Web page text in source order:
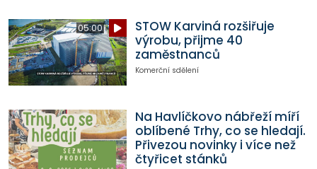
05:00
STOW Karviná rozšiřuje
výrobu, přijme 40
zaměstnanců
Komerční sdělení
Na Havlíčkovo nábřeží míří
oblíbené Trhy, co se hledají.
Přivezou novinky i více než
čtyřicet stánků